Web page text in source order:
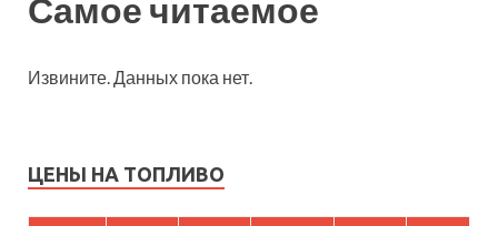
Самое читаемое
Извините. Данных пока нет.
ЦЕНЫ НА ТОПЛИВО